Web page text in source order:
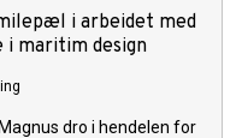
i arbeidet med
i maritim design
dro i hendelen for